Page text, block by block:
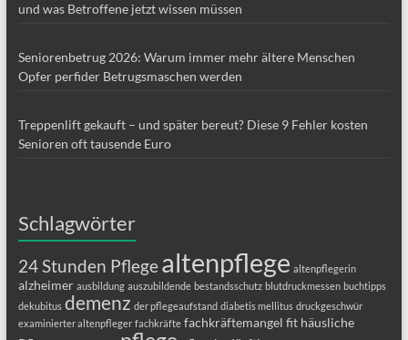
und was Betroffene jetzt wissen müssen
Seniorenbetrug 2026: Warum immer mehr ältere Menschen
Opfer perfider Betrugsmaschen werden
Treppenlift gekauft – und später bereut? Diese 9 Fehler kosten
Senioren oft tausende Euro
Schlagwörter
24 Stunden Pflegealtenpflege altenpflegerin
alzheimer ausbildung auszubildende bestandsschutz blutdruckmessen buchtipps
dekubitus demenz der pflegeaufstand diabetis mellitus druckgeschwür
examinierter altenpfleger fachkräfte fachkräftemangel fit häusliche